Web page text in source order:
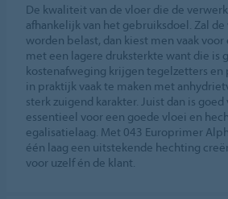
De kwaliteit van de vloer die de
afhankelijk van het gebruiksdoel. Zal
worden belast, dan kiest men vaak
met een lagere druksterkte want die is
kostenafweging krijgen tegelzetters
in praktijk vaak te maken met
sterk zuigend karakter. Juist dan is
essentieel voor een goede vloei en
egalisatielaag. Met 043 Europrimer
één laag een uitstekende hechting
voor uzelf én de klant.